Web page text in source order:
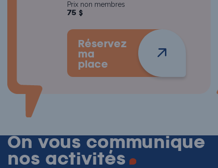
Prix non membres
75 $
Réservez
ma
place
On vous communique
nos activités